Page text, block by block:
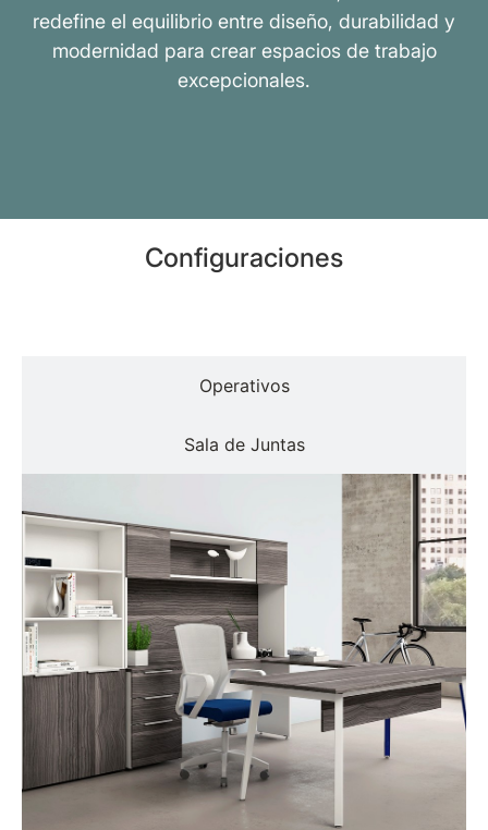
redefine el equilibrio entre diseño, durabilidad y
modernidad para crear espacios de trabajo
excepcionales.
Configuraciones
Operativos
Sala de Juntas